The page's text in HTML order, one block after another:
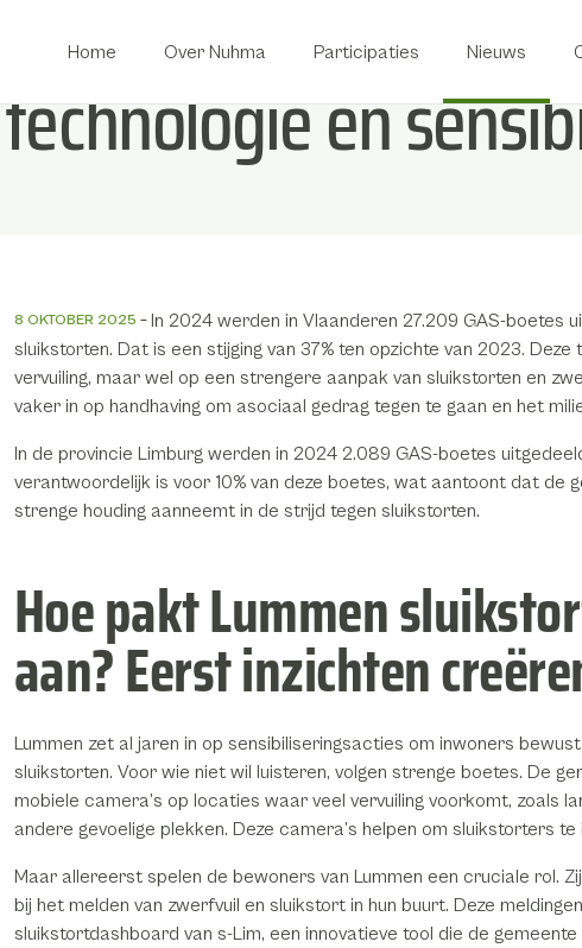
Home Over Nuhma Participaties Nieuws
en
8 OKTOBER 2025
In 2024 werden in Vlaanderen 27.209 GAS-boetes
sluikstorten. Dat is een stijging van 37% ten opzichte van 2023.
vervuiling, maar wel op een strengere aanpak van sluikstorten en
vaker in op handhaving om asociaal gedrag tegen te gaan en het
In de provincie Limburg werden in 2024 2.089 GAS-boetes
verantwoordelijk is voor 10% van deze boetes, wat aantoont dat de
strenge houding aanneemt in de strijd tegen sluikstorten.
Hoe pakt Lummen
aan? Eerst inzichten
Lummen zet al jaren in op sensibiliseringsacties om inwoners
sluikstorten. Voor wie niet wil luisteren, volgen strenge boetes. De
mobiele camera’s op locaties waar veel vervuiling voorkomt, zoals
andere gevoelige plekken. Deze camera’s helpen om sluikstorters
Maar allereerst spelen de bewoners van Lummen een cruciale rol.
bij het melden van zwerfvuil en sluikstort in hun buurt. Deze
sluikstortdashboard van s-Lim, een innovatieve tool die de